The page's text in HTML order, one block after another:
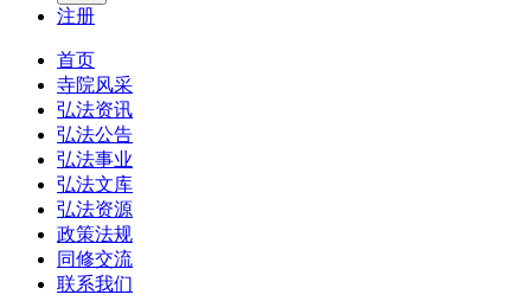
注册
首页
寺院风采
弘法资讯
弘法公告
弘法事业
弘法文库
弘法资源
政策法规
同修交流
联系我们